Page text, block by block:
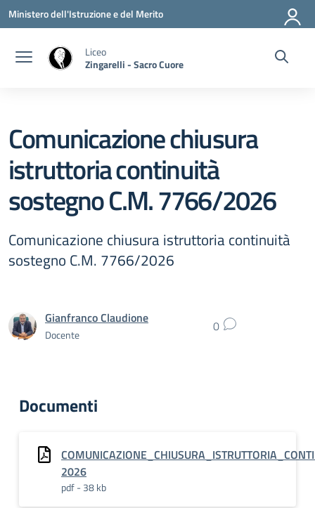
Vai ai contenuti
Vai al menu di navigazione
Vai al footer
Ministero dell'Istruzione e del Merito
Liceo
Zingarelli - Sacro Cuore
Comunicazione chiusura
istruttoria continuità
sostegno C.M. 7766/2026
Comunicazione chiusura istruttoria continuità
sostegno C.M. 7766/2026
Gianfranco Claudione
Docente 0
Documenti
2026
pdf - 38 kb